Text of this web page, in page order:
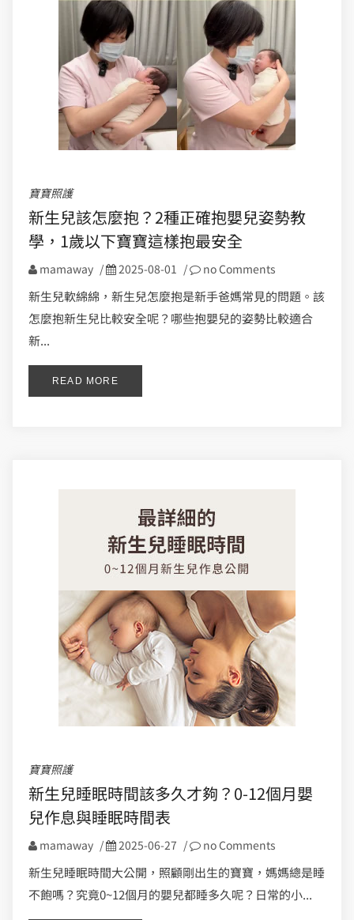
寶寶照護
新生兒該怎麼抱？2種正確抱嬰兒姿勢教
學，1歲以下寶寶這樣抱最安全
mamaway / 2025-08-01 / no Comments
新生兒軟綿綿，新生兒怎麼抱是新手爸媽常見的問題。該
怎麼抱新生兒比較安全呢？哪些抱嬰兒的姿勢比較適合
新...
READ MORE
寶寶照護
新生兒睡眠時間該多久才夠？0-12個月嬰
兒作息與睡眠時間表
mamaway / 2025-06-27 / no Comments
新生兒睡眠時間大公開，照顧剛出生的寶寶，媽媽總是睡
不飽嗎？究竟0~12個月的嬰兒都睡多久呢？日常的小...